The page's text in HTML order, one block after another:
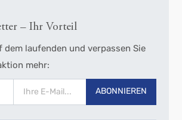
– Ihr Vorteil
dem laufenden und verpassen Sie
mehr:
ABONNIEREN